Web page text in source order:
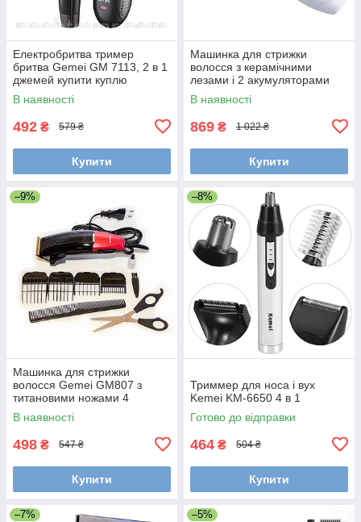
Електробритва тример
бритва Gemei GM 7113, 2 в 1
джемей купити куплю
В наявності
492 ₴ 579 ₴
Купити
Машинка для стрижки
волосся з керамічними
лезами і 2 акумуляторами
Kemei 6688
В наявності
869 ₴ 1 022 ₴
Купити
–9%
Машинка для стрижки
волосся Gemei GM807 з
титановими ножами 4
насадки + ножиці
В наявності
498 ₴ 547 ₴
Купити
–8%
Триммер для носа і вух
Kemei KM-6650 4 в 1
Готово до відправки
464 ₴ 504 ₴
Купити
–7% –5%